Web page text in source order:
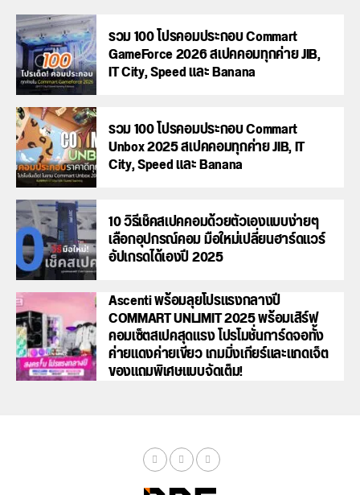
รวม 100 โปรคอมประกอบ Commart
GameForce 2026 สเปคคอมทุกค่าย JIB,
IT City, Speed และ Banana
รวม 100 โปรคอมประกอบ Commart
Unbox 2025 สเปคคอมทุกค่าย JIB, IT
City, Speed และ Banana
10 วิธีเช็คสเปคคอมด้วยตัวเองแบบง่ายๆ
เลือกอุปกรณ์คอม มือใหม่เปลี่ยนฮาร์ดแวร์
อัปเกรดได้เองปี 2025
Ascenti พร้อมลุยโปรแรงกลางปี
COMMART UNLIMIT 2025 พร้อมเสิร์ฟ
คอมเซ็ตสเปคสุดแรง โปรโมชั่นการ์ดจอทั้ง
ค่ายแดงค่ายเขียว เกมมิ่งเกียร์และแกดเจ็ต
ของแถมพิเศษแบบจัดเต็ม!